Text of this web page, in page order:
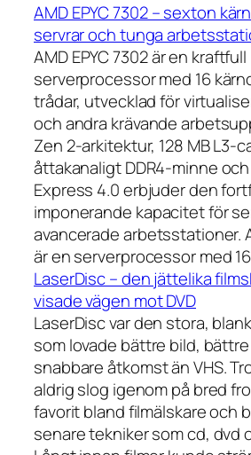
AMD EPYC 7302 – sexton
servrar och tunga
AMD EPYC 7302 är en kraftfull
serverprocessor med 16
trådar, utvecklad för
och andra krävande
Zen 2-arkitektur, 128 MB L3-
åttakanaligt DDR4-minne
Express 4.0 erbjuder den
imponerande kapacitet för
avancerade arbetsstationer.
är en serverprocessor med
LaserDisc – den jättelika
visade vägen mot DVD
LaserDisc var den stora,
som lovade bättre bild,
snabbare åtkomst än VHS.
aldrig slog igenom på bred
favorit bland filmälskare och
senare tekniker som cd, dvd